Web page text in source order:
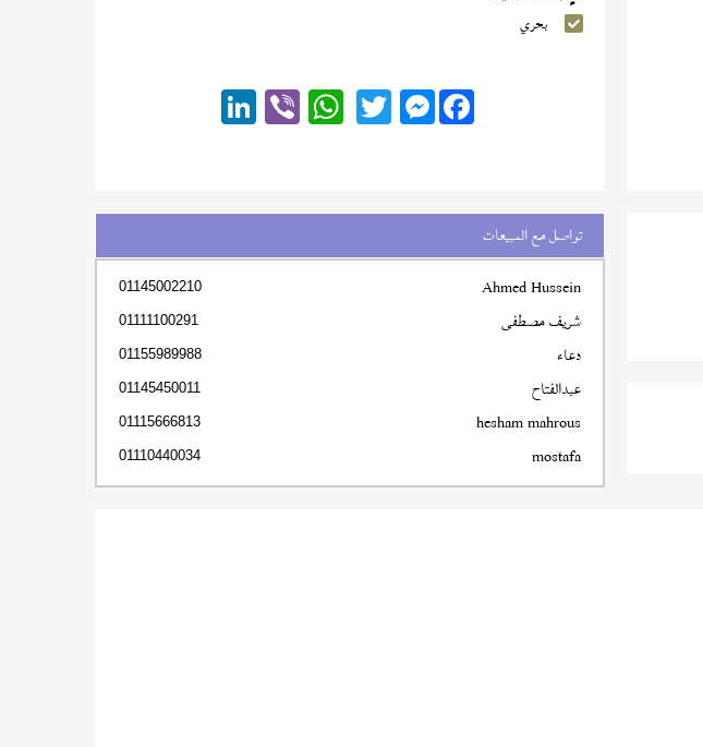
بحري
Messenger
تواصل مع المبيعات
Ahmed Hussein
01145002210
شريف مصطفى 01111100291
دعاء 01155989988
عبدالفتاح 01145450011
hesham mahrous
01115666813
mostafa
01110440034